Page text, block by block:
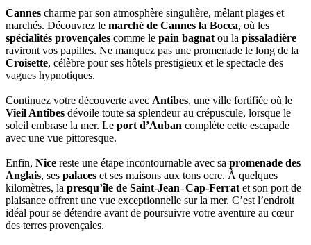
Cannes charme par son atmosphère singulière, mêlant plages et
marchés. Découvrez le marché de Cannes la Bocca, où les
spécialités provençales comme le pain bagnat ou la pissaladière
raviront vos papilles. Ne manquez pas une promenade le long de la
Croisette, célèbre pour ses hôtels prestigieux et le spectacle des
vagues hypnotiques.
Continuez votre découverte avec Antibes, une ville fortifiée où le
Vieil Antibes dévoile toute sa splendeur au crépuscule, lorsque le
soleil embrase la mer. Le port d’Auban complète cette escapade
avec une vue pittoresque.
Enfin, Nice reste une étape incontournable avec sa promenade des
Anglais, ses palaces et ses maisons aux tons ocre. À quelques
kilomètres, la presqu’île de Saint-Jean–Cap-Ferrat et son port de
plaisance offrent une vue exceptionnelle sur la mer. C’est l’endroit
idéal pour se détendre avant de poursuivre votre aventure au cœur
des terres provençales.